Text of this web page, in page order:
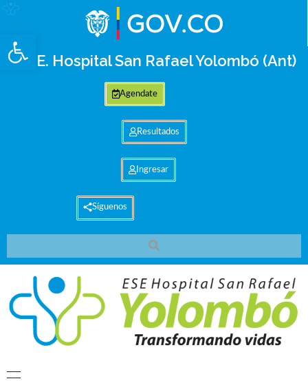
Abrir barra de herramientas
E.S.E. Hospital San Rafael Yolombó (Ant)
Agendate
Resultados
Ingresar
Síguenos